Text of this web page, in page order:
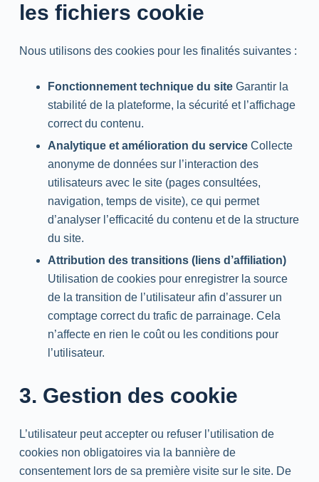
les fichiers cookie
Nous utilisons des cookies pour les finalités suivantes :
Fonctionnement technique du siteGarantir la
stabilité de la plateforme, la sécurité et l’affichage
correct du contenu.
Analytique et amélioration du serviceCollecte
anonyme de données sur l’interaction des
utilisateurs avec le site (pages consultées,
navigation, temps de visite), ce qui permet
d’analyser l’efficacité du contenu et de la structure
du site.
Attribution des transitions (liens d’affiliation)
Utilisation de cookies pour enregistrer la source
de la transition de l’utilisateur afin d’assurer un
comptage correct du trafic de parrainage. Cela
n’affecte en rien le coût ou les conditions pour
l’utilisateur.
3. Gestion des cookie
L’utilisateur peut accepter ou refuser l’utilisation de
cookies non obligatoires via la bannière de
consentement lors de sa première visite sur le site. De